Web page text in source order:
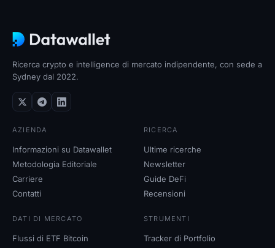
Ricerca crypto e intelligence di mercato indipendente, con sede a
Sydney dal 2022.
AZIENDA
Informazioni su Datawallet
Metodologia Editoriale
Carriere
Contatti
RICERCA
Ultime ricerche
Newsletter
Guide DeFi
Recensioni
DATI DI MERCATO
Flussi di ETF Bitcoin
STRUMENTI
Tracker di Portfolio